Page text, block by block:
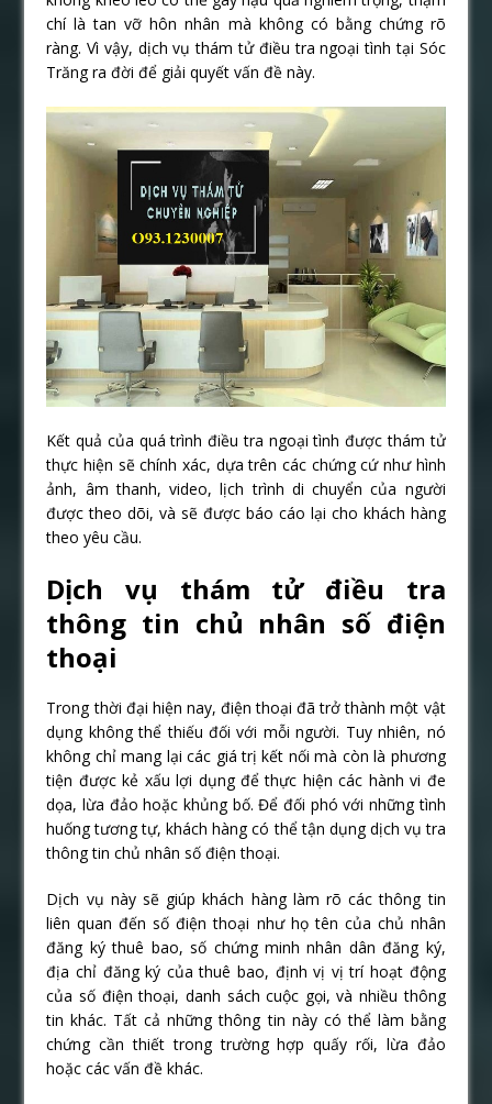
chí là tan vỡ hôn nhân mà không có bằng chứng rõ
ràng. Vì vậy, dịch vụ thám tử điều tra ngoại tình tại Sóc
Trăng ra đời để giải quyết vấn đề này.
Kết quả của quá trình điều tra ngoại tình được thám tử
thực hiện sẽ chính xác, dựa trên các chứng cứ như hình
ảnh, âm thanh, video, lịch trình di chuyển của người
được theo dõi, và sẽ được báo cáo lại cho khách hàng
theo yêu cầu.
Dịch vụ thám tử điều tra
thông tin chủ nhân số điện
thoại
Trong thời đại hiện nay, điện thoại đã trở thành một vật
dụng không thể thiếu đối với mỗi người. Tuy nhiên, nó
không chỉ mang lại các giá trị kết nối mà còn là phương
tiện được kẻ xấu lợi dụng để thực hiện các hành vi đe
dọa, lừa đảo hoặc khủng bố. Để đối phó với những tình
huống tương tự, khách hàng có thể tận dụng dịch vụ tra
thông tin chủ nhân số điện thoại.
Dịch vụ này sẽ giúp khách hàng làm rõ các thông tin
liên quan đến số điện thoại như họ tên của chủ nhân
đăng ký thuê bao, số chứng minh nhân dân đăng ký,
địa chỉ đăng ký của thuê bao, định vị vị trí hoạt động
của số điện thoại, danh sách cuộc gọi, và nhiều thông
tin khác. Tất cả những thông tin này có thể làm bằng
chứng cần thiết trong trường hợp quấy rối, lừa đảo
hoặc các vấn đề khác.